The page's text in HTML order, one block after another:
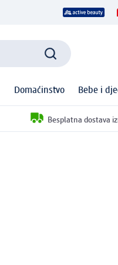
Domaćinstvo Bebe i
Besplatna dostava